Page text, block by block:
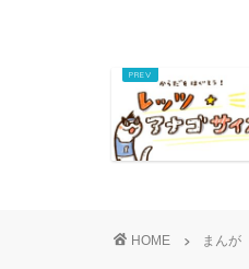
HOME まんが